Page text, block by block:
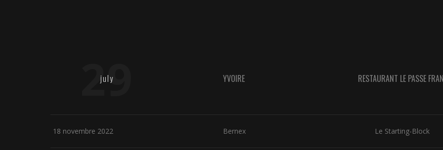
29
july YVOIRE RESTAURANT LE PASSE
18 novembre 2022 Bernex Le Starting-Block